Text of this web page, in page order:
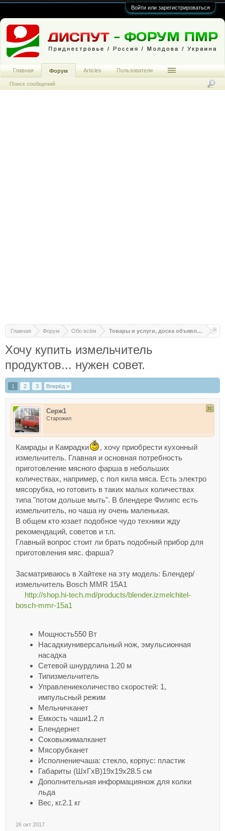
Войти или зарегистрироваться
Главная Форум Обо всём Товары и услуги, доска объявлений
Хочу купить измельчитель
продуктов... нужен совет.
1 2 3 Вперёд >
Серж1
Старожил
Камрады и Камрадки
, хочу приобрести кухонный
измельчитель. Главная и основная потребность
приготовление мясного фарша в небольших
количествах, например, с пол кила мяса. Есть электро
мясорубка, но готовить в таких малых количествах
типа "потом дольше мыть". В блендере Филипс есть
измельчитель, но чаша ну очень маленькая.
В общем кто юзает подобное чудо техники жду
рекомендаций, советов и т.п.
Главный вопрос стоит ли брать подобный прибор для
приготовления мяс. фарша?
Засматриваюсь в Хайтеке на эту модель: Блендер/
измельчитель Bosch MMR 15A1
http://shop.hi-tech.md/products/blender.izmelchitel-
bosch-mmr-15a1
Мощность550 Вт
Насадкиуниверсальный нож, эмульсионная
насадка
Сетевой шнурдлина 1.20 м
Типизмельчитель
Управлениеколичество скоростей: 1,
импульсный режим
Мельничканет
Емкость чаши1.2 л
Блендернет
Соковыжималканет
Мясорубканет
Исполнениечаша: стекло, корпус: пластик
Габариты (ШхГхВ)19x19x28.5 см
Дополнительная информациянож для колки
льда
Вес, кг.2.1 кг
26 окт 2017
Главная Форум
Поиск сообщений
Articles Пользователи